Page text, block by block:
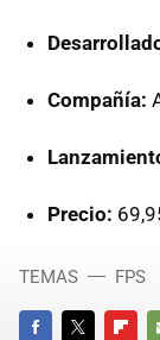
Compañía:
Precio:
TEMAS FPS